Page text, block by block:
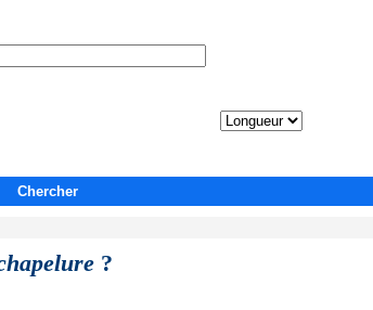
Chercher
?